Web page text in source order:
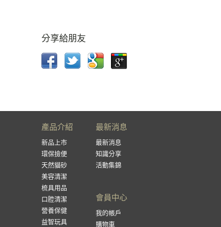
分享給朋友
產品介紹
新品上市
環保撿便
天然貓砂
美容清潔
梳具用品
口腔清潔
營養保健
益智玩具
最新消息
最新消息
知識分享
活動集錦
會員中心
我的帳戶
購物車